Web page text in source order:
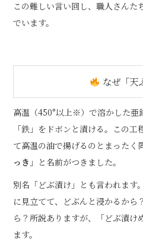
この難しい言い回し、職人さんた
でいます。
なぜ「天
高温（450°以上※）で溶かした亜
「鉄」をドボンと漬ける。この
て高温の油で揚げるのとまったく
っき」 と名前がつきました。
別名「どぶ漬け」とも言われます
に見立てて、どぶんと浸かるから
ら？所説ありますが、「どぶ漬け
ます。